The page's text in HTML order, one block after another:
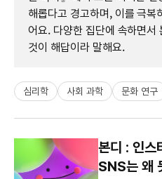
해롭다고 경고하며, 이를 극복
어요. 다양한 집단에 속하면서
것이 해답이라 말해요.
심리학 사회 과학 문화 연구
본디 : 인스
SNS는 왜